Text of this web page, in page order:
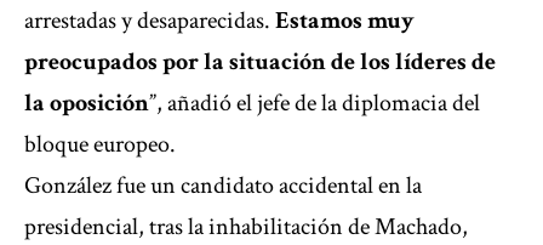
arrestadas y desaparecidas.Estamos muy
preocupados por la situación de los líderes de
la oposición”, añadió el jefe de la diplomacia del
bloque europeo.
González fue un candidato accidental en la
presidencial, tras la inhabilitación de Machado,